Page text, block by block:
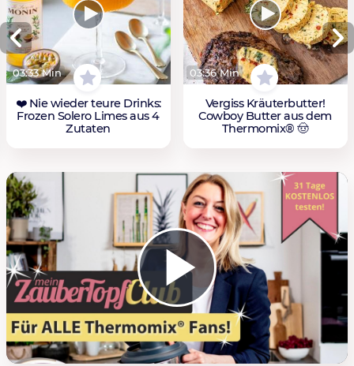
03:33 Min
❤️ Nie wieder teure Drinks:
Frozen Solero Limes aus 4
Zutaten
03:36 Min
Vergiss Kräuterbutter!
Cowboy Butter aus dem
Thermomix® 🤠
Play